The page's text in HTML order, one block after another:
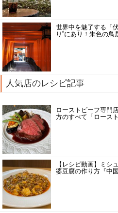
世界中を魅了する「
り”にあり！朱色の
人気店のレシピ記事
ローストビーフ専門
方のすべて「ロース
【レシピ動画】ミシ
婆豆腐の作り方『中